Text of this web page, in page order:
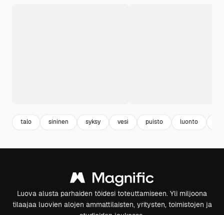
talo sininen syksy vesi puisto luonto
Luova alusta parhaiden töidesi toteuttamiseen. Yli miljoona
tilaajaa luovien alojen ammattilaisten, yritysten, toimistojen ja